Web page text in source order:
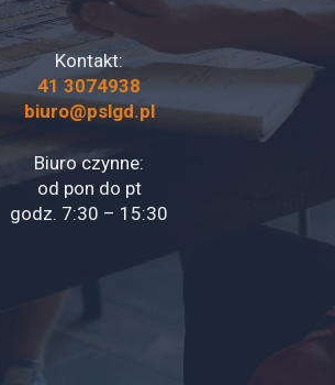
Kontakt:
41 3074938
biuro@pslgd.pl
Biuro czynne:
od pon do pt
godz. 7:30 – 15:30